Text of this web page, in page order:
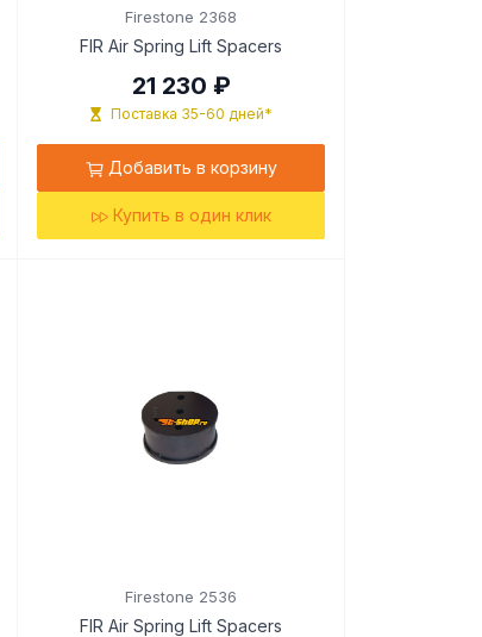
Firestone 2368
FIR Air Spring Lift Spacers
21 230 ₽
Поставка 35-60 дней*
Добавить в корзину
Купить в один клик
Firestone 2536
FIR Air Spring Lift Spacers